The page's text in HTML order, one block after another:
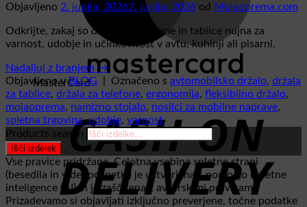
MasterCard
Objavljeno 2. junija, 20262. junija, 2026 od Mojaoprema.com
Odkrijte, zakaj so držala za telefone in tablice nujna za
varnost, udobje in učinkovitost v avtu, kuhinji ali pisarni.
Nadaljuj z branjem →
Objavljeno vBLOG Označeno s avtomobilsko držalo, držala
za tablice, držala za telefone, ergonomija, fleksibilno držalo,
mojaoprema, namizno stojalo, nosilci za mobilne naprave,
spletna trgovina,udobje, varnost
Products search
Išči izdelek
Vse pravice pridržane. Celotna vsebina spletne strani
(besedila in videoposnetki) je ustvarjena s pomočjo umetne
inteligence (AI) in je zaščitena z avtorskimi pravicami.
Prizadevamo si objavljati izključno preverjene, točne podatke